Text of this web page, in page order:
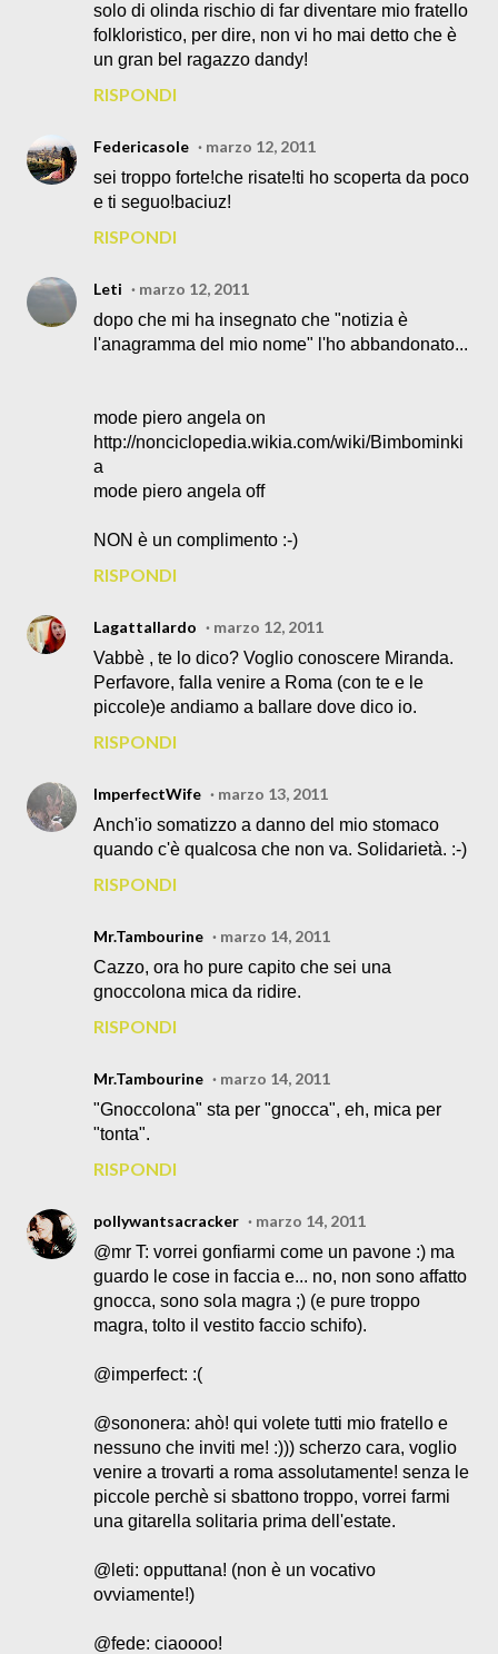
solo di olinda rischio di far diventare mio fratello
folkloristico, per dire, non vi ho mai detto che è
un gran bel ragazzo dandy!
RISPONDI
Federicasole
marzo 12, 2011
sei troppo forte!che risate!ti ho scoperta da poco
e ti seguo!baciuz!
RISPONDI
Leti
marzo 12, 2011
dopo che mi ha insegnato che "notizia è
l'anagramma del mio nome" l'ho abbandonato...
mode piero angela on
http://nonciclopedia.wikia.com/wiki/Bimbominki
a
mode piero angela off
NON è un complimento :-)
RISPONDI
Lagattallardo
marzo 12, 2011
Vabbè , te lo dico? Voglio conoscere Miranda.
Perfavore, falla venire a Roma (con te e le
piccole)e andiamo a ballare dove dico io.
RISPONDI
ImperfectWife
marzo 13, 2011
Anch'io somatizzo a danno del mio stomaco
quando c'è qualcosa che non va. Solidarietà. :-)
RISPONDI
Mr.Tambourine
marzo 14, 2011
Cazzo, ora ho pure capito che sei una
gnoccolona mica da ridire.
RISPONDI
Mr.Tambourine
marzo 14, 2011
"Gnoccolona" sta per "gnocca", eh, mica per
"tonta".
RISPONDI
pollywantsacracker
marzo 14, 2011
@mr T: vorrei gonfiarmi come un pavone :) ma
guardo le cose in faccia e... no, non sono affatto
gnocca, sono sola magra ;) (e pure troppo
magra, tolto il vestito faccio schifo).
@imperfect: :(
@sononera: ahò! qui volete tutti mio fratello e
nessuno che inviti me! :))) scherzo cara, voglio
venire a trovarti a roma assolutamente! senza le
piccole perchè si sbattono troppo, vorrei farmi
una gitarella solitaria prima dell'estate.
@leti: opputtana! (non è un vocativo
ovviamente!)
@fede: ciaoooo!